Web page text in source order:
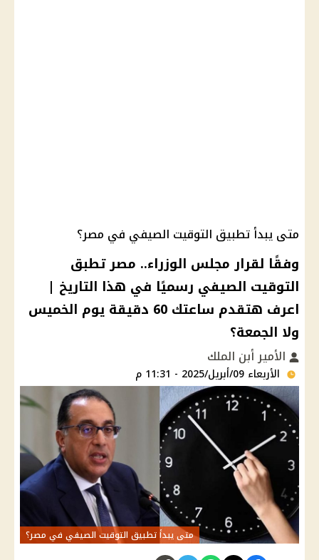
متى يبدأ تطبيق التوقيت الصيفي في مصر؟
وفقًا لقرار مجلس الوزراء.. مصر تطبق
التوقيت الصيفي رسميًا في هذا التاريخ |
اعرف هتقدم ساعتك 60 دقيقة يوم الخميس
ولا الجمعة؟
الأمير أبن الملك
الأربعاء 09/أبريل/2025 - 11:31 م
متى يبدأ تطبيق التوقيت الصيفي في مصر؟